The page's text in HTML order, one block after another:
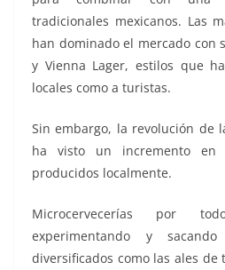
tradicionales mexicanos. Las
han dominado el mercado con
y Vienna Lager, estilos que
locales como a turistas.
Sin embargo, la revolución de
ha visto un incremento en
producidos localmente.
Microcervecerías por
experimentando y
diversificados como las ales de